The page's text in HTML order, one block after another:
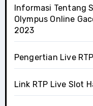
Informasi Tentang
Olympus Online
2023
Pengertian Live
Link RTP Live Slot